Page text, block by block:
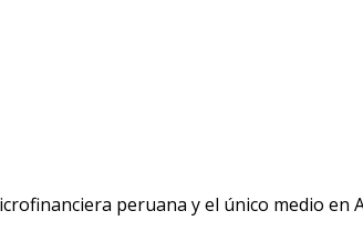
peruana y el único medio en